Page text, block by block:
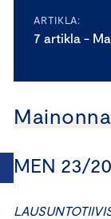
ARTIKLA:
7 artikla -
MEN 23/